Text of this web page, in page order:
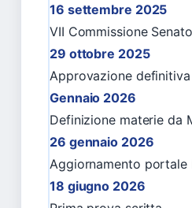
16 settembre 2025
VII Commissione
29 ottobre 2025
Approvazione
Gennaio 2026
Definizione materie da
26 gennaio 2026
Aggiornamento portale
18 giugno 2026